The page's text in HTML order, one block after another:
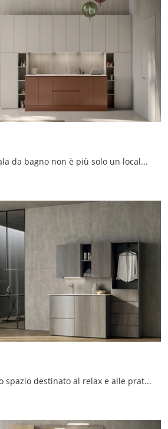
Al giorno d'oggi la sala da bagno non è più solo un locale di servizio, al contrario al suo arredo viene dedicata la medesima cura degli altri locali ...
La sala da bagno è lo spazio destinato al relax e alle pratiche di cura della propria persona, perciò va arredato unendo doti di praticità e design.